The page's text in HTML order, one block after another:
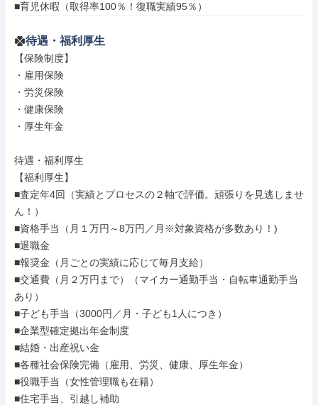
■育児休暇（取得率100％！復職実績95％）
待遇・福利厚生
【保険制度】
・雇用保険
・労災保険
・健康保険
・厚生年金
待遇・福利厚生
【福利厚生】
■査定年4回（実績とプロセスの２軸で評価。頑張りを見逃しませ
ん！）
■資格手当（月１万円～8万円／月※対象資格が多数あり！)
■退職金
■報奨金（月ごとの実績に応じて毎月支給）
■交通費（月２万円まで）（マイカー通勤手当・自転車通勤手当
あり）
■子ども手当（3000円／月・子ども1人につき）
■企業型確定拠出年金制度
■結婚・出産祝い金
■各種社会保険完備（雇用、労災、健康、厚生年金）
■役職手当（女性管理職も在籍）
■住宅手当、引越し補助